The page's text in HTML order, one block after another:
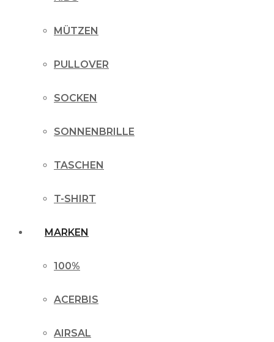
MÜTZEN
PULLOVER
SOCKEN
SONNENBRILLE
TASCHEN
T-SHIRT
MARKEN
100%
ACERBIS
AIRSAL